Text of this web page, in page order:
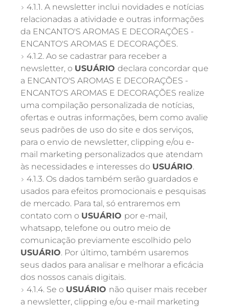
4.1.1. A newsletter inclui novidades e notícias
relacionadas a atividade e outras informações
da ENCANTO'S AROMAS E DECORAÇÕES -
ENCANTO'S AROMAS E DECORAÇÕES.
4.1.2. Ao se cadastrar para receber a
newsletter, o USUÁRIO declara concordar que
a ENCANTO'S AROMAS E DECORAÇÕES -
ENCANTO'S AROMAS E DECORAÇÕES realize
uma compilação personalizada de notícias,
ofertas e outras informações, bem como avalie
seus padrões de uso do site e dos serviços,
para o envio de newsletter, clipping e/ou e-
mail marketing personalizados que atendam
às necessidades e interesses do USUÁRIO.
4.1.3. Os dados também serão guardados e
usados para efeitos promocionais e pesquisas
de mercado. Para tal, só entraremos em
contato com o USUÁRIO por e-mail,
whatsapp, telefone ou outro meio de
comunicação previamente escolhido pelo
USUÁRIO. Por último, também usaremos
seus dados para analisar e melhorar a eficácia
dos nossos canais digitais.
4.1.4. Se o USUÁRIO não quiser mais receber
a newsletter, clipping e/ou e-mail marketing